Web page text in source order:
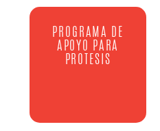
PROGRAMA DE
APOYO PARA
PROTESIS